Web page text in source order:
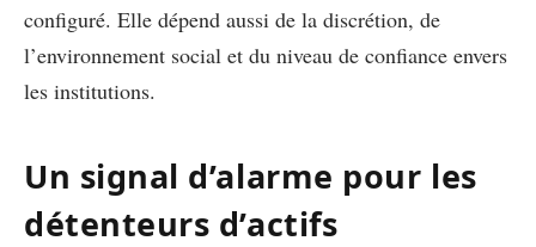
configuré. Elle dépend aussi de la discrétion, de
l’environnement social et du niveau de confiance envers
les institutions.
Un signal d’alarme pour les
détenteurs d’actifs